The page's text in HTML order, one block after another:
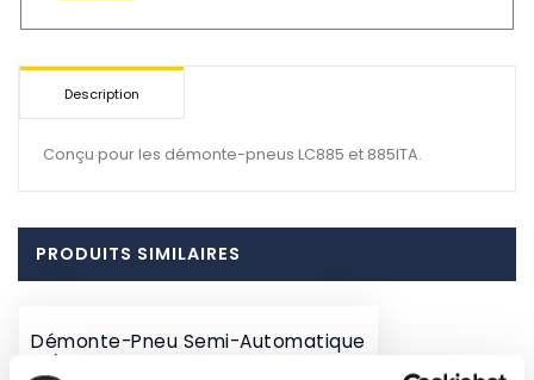
Description
Conçu pour les démonte-pneus LC885 et 885ITA.
PRODUITS SIMILAIRES
Démonte-Pneu Semi-Automatique
10/EQT-300-220